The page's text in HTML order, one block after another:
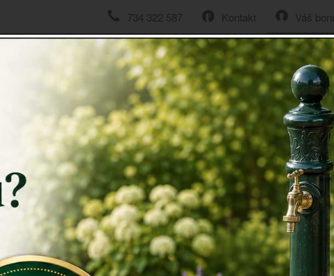
Váš
Kontakt
734 322 587
HLEDAT
Vosk do aromalampy In The Forest – V lese 59 g Goose Creek
Vosk do aromalampy In
g Goose Creek
Vosk do aromalampy, od značky
vysokou kvalitou, která je zárukou
výrobce z USA si nejvíce zakládá